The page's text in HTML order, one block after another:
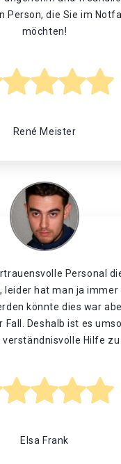
Person, die Sie im
möchten!
René Meister
Personal
leider hat man ja immer
könnte dies war
Fall. Deshalb ist es
Hilfe zu
Elsa Frank